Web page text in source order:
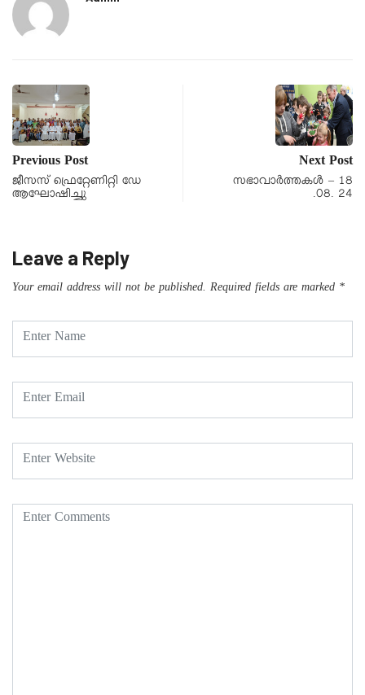
Previous Post
ജീസസ് ഫ്രെറ്റേണിറ്റി ഡേ
ആഘോഷിച്ചു
Next Post
സഭാവാര്‍ത്തകള്‍ – 18
.08. 24
Leave a Reply
Your email address will not be published. Required fields are marked *